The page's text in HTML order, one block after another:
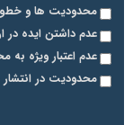
محدودیت ها و
عدم داشتن ایده در
عدم اعتبار ویژه به
محدودیت در انتشار